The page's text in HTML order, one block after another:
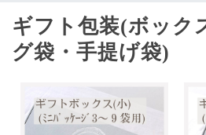
ギフト包装(ボック
グ袋・手提げ袋)